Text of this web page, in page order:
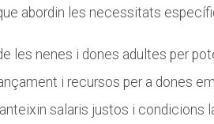
abordin les necessitats
les ⁤nenes i dones⁣ adultes per
i recursos per‍ a dones
⁤salaris justos i condicions